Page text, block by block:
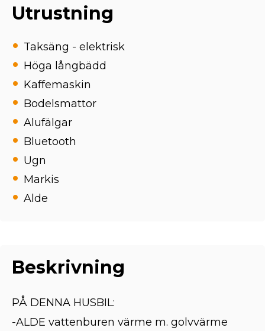
Utrustning
Taksäng - elektrisk
Höga långbädd
Kaffemaskin
Bodelsmattor
Alufälgar
Bluetooth
Ugn
Markis
Alde
Beskrivning
PÅ DENNA HUSBIL:
-ALDE vattenburen värme m. golvvärme